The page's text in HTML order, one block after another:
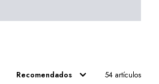
54 artículos
Recomendados